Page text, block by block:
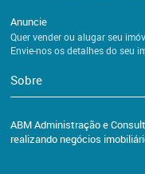
Anuncie
Quer vender ou alugar seu
Envie-nos os detalhes do seu
Sobre
ABM Administração e
realizando negócios